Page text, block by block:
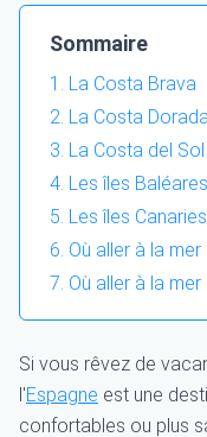
Sommaire
La Costa Brava
La Costa
La Costa del Sol
Les îles Baléares
Les îles Canaries
Où aller à la mer
Où aller à la mer
Si vous rêvez de
l'Espagne est une
confortables ou plus